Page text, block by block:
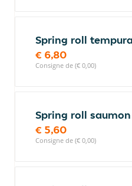
Spring roll
€ 6,80
Consigne de (€ 0,00)
Spring roll
€ 5,60
Consigne de (€ 0,00)